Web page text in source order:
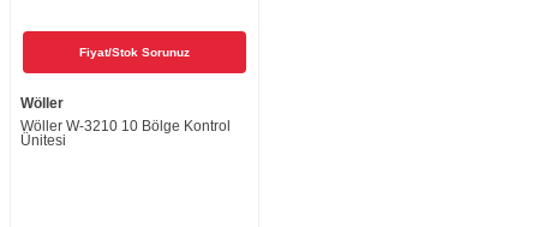
Fiyat/Stok Sorunuz
Wöller
Wöller W-3210 10 Bölge Kontrol
Ünitesi